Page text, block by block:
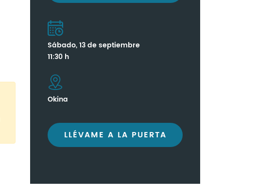
Sábado, 13 de septiembre
11:30 h
Okina
LLÉVAME A LA PUERTA